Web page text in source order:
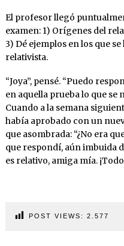
El profesor llegó
examen: 1) Orígenes del
3) Dé ejemplos en los que
relativista.
“Joya”, pensé. “Puedo
en aquella prueba lo que
Cuando a la semana
había aprobado con un
que asombrada: “¿No era
que respondí, aún imbuida
es relativo, amiga mía.
POST VIEWS: 2.577